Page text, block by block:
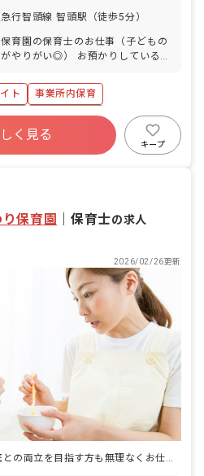
行智頭線 智頭駅（徒歩5分）
育園の保育士のお仕事（子どもの
やりがい◎） お預かりしている子
睡眠・排泄・清潔・衣類の着脱等
生活を通じた社会性の装着 ・行事
・実行、お知らせの作成
ト
事業所内保育
有給
福利厚生充実
未経験歓迎
く見る
キープ
保育園 ｜保育士の求人
2026/02/26更新
残業少なめ！家庭との両立を目指す方も無理なくお仕事ができますよ。